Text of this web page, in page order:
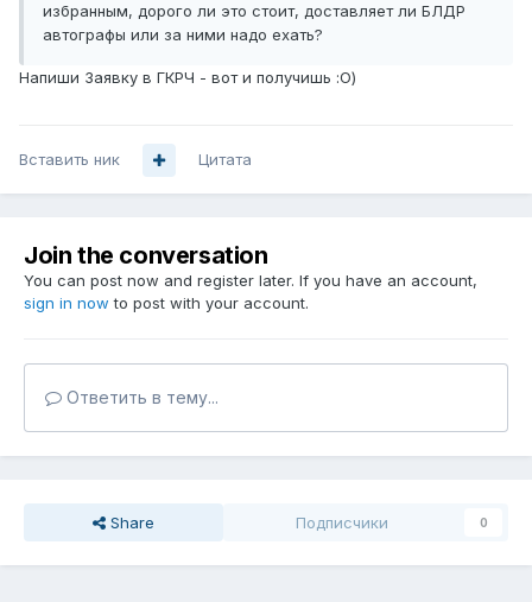
избранным, дорого ли это стоит, доставляет ли БЛДР
автографы или за ними надо ехать?
Напиши Заявку в ГКРЧ - вот и получишь :О)
Вставить ник Цитата
Join the conversation
You can post now and register later. If you have an account,
sign in now to post with your account.
Ответить в тему...
Share Подписчики 0